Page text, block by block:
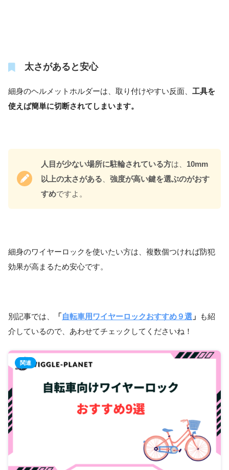
太さがあると安心
細身のヘルメットホルダーは、取り付けやすい反面、 工具を
使えば簡単に切断されてしまいます。
人目が少ない場所に駐輪されている方は、 10mm
以上の太さがある
強度が高い鍵を選ぶのがおす
すめですよ。
細身のワイヤーロックを使いたい方は、複数個つければ防犯
効果が高まるため安心です。
別記事では、 「自転車用ワイヤーロックおすすめ９選 」
も紹
介しているので、あわせてチェックしてくださいね！